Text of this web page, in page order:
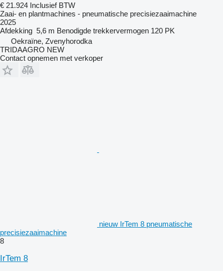
€ 21.924 Inclusief BTW
Zaai- en plantmachines - pneumatische precisiezaaimachine
2025
Afdekking 5,6 m Benodigde trekkervermogen 120 PK
Oekraïne, Zvenyhorodka
TRIDAAGRO NEW
Contact opnemen met verkoper
nieuw IrTem 8 pneumatische
precisiezaaimachine
8
IrTem 8